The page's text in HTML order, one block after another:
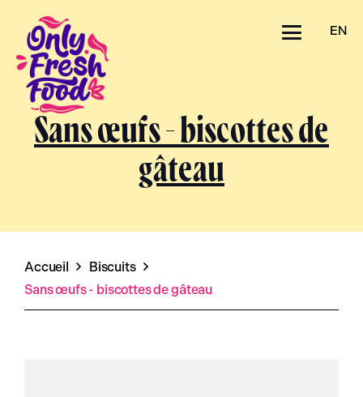
EN
Sans œufs - biscottes de
gâteau
Accueil
Biscuits
Sans œufs - biscottes de gâteau